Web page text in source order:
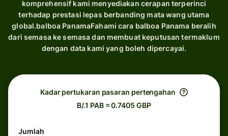
komprehensif kami menyediakan cerapan terperinci
terhadap prestasi lepas berbanding mata wang utama
global.balboa PanamaFahami cara balboa Panama beralih
dari semasa ke semasa dan membuat keputusan termaklum
dengan data kami yang boleh dipercayai.
Kadar pertukaran pasaran pertengahan
B/.1 PAB = 0.7405 GBP
Jumlah